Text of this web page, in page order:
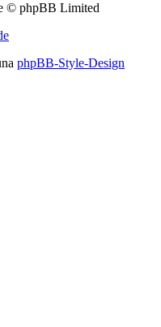
© phpBB Limited
phpBB-Style-Design